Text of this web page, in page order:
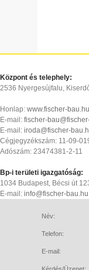
Központ és telephely:
2536 Nyergesújfalu,
Honlap: www.fischer-bau.hu
E-mail: fischer-
E-mail: iroda@fischer-
Cégjegyzékszám: 11-09-
Adószám: 23474381-2-11
Bp-i területi igazgatóság:
1034 Budapest, Bécsi út
E-mail: info@fischer-bau.hu